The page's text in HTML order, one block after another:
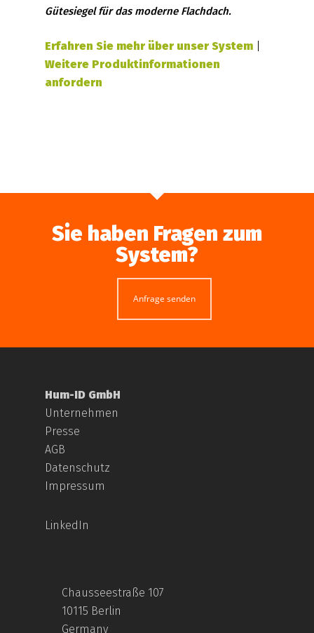
Gütesiegel für das moderne Flachdach.
Erfahren Sie mehr über unser System
Weitere Produktinformationen
anfordern
Sie haben Fragen zum
System?
Anfrage senden
Hum-ID GmbH
Unternehmen
Presse
AGB
Datenschutz
Impressum
LinkedIn
Chausseestraße 107
10115 Berlin
Germany